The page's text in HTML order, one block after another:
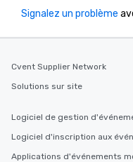
Signalez un problème
Cvent Supplier Network
Solutions sur site
Logiciel de gestion
Logiciel d'inscription aux
Applications d'événements